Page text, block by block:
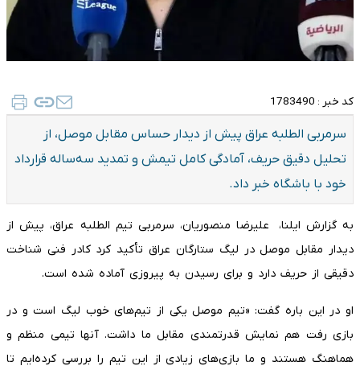
کد خبر : 1783490
سرمربی الطلبه عراق پیش از دیدار حساس مقابل موصل، از
تحلیل دقیق حریف، آمادگی کامل تیمش و تمدید سه‌ساله قرارداد
خود با باشگاه خبر داد.
به گزارش ایلنا، علیرضا منصوریان، سرمربی تیم الطلبه عراق، پیش از
دیدار مقابل موصل در لیگ ستارگان عراق تأکید کرد کادر فنی شناخت
دقیقی از حریف دارد و برای رسیدن به پیروزی آماده شده است.
او در این باره گفت: «تیم موصل یکی از تیم‌های خوب لیگ است و در
بازی رفت هم نمایش قدرتمندی مقابل ما داشت. آنها تیمی منظم و
هماهنگ هستند و ما بازی‌های زیادی از این تیم را بررسی کرده‌ایم تا